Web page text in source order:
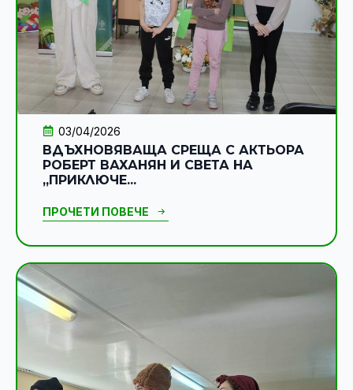
03/04/2026
ВДЪХНОВЯВАЩА СРЕЩА С АКТЬОРА
РОБЕРТ ВАХАНЯН И СВЕТА НА
„ПРИКЛЮЧЕ...
ПРОЧЕТИ ПОВЕЧЕ